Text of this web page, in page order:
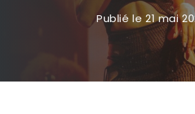
Publié le 21 mai